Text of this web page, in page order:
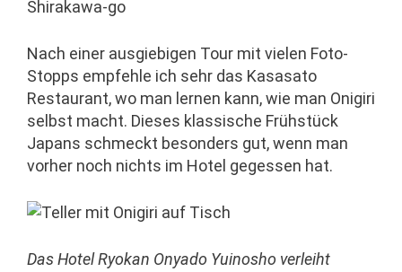
Nach einer ausgiebigen Tour mit vielen Foto-
Stopps empfehle ich sehr das Kasasato
Restaurant, wo man lernen kann, wie man Onigiri
selbst macht. Dieses klassische Frühstück
Japans schmeckt besonders gut, wenn man
vorher noch nichts im Hotel gegessen hat.
Das Hotel Ryokan Onyado Yuinosho verleiht